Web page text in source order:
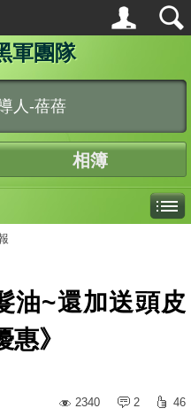
軍團隊
人-蓓蓓
相簿
油~還加送頭皮
》
2340
2 46